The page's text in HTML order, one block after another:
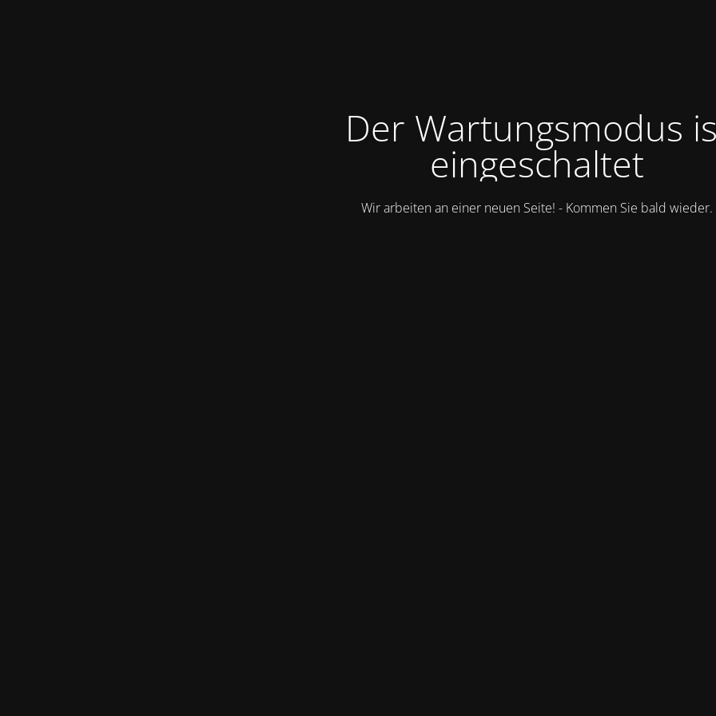
Der Wartungsmodus
eingeschaltet
Wir arbeiten an einer neuen Seite! - Kommen Sie bald wieder.